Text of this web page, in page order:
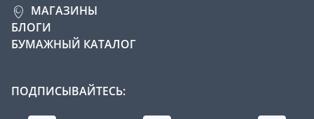
МАГАЗИНЫ
БЛОГИ
БУМАЖНЫЙ КАТАЛОГ
ПОДПИСЫВАЙТЕСЬ: